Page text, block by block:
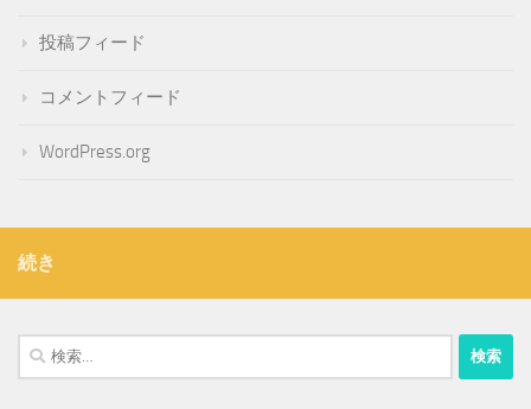
投稿フィード
コメントフィード
WordPress.org
続き
検
索: